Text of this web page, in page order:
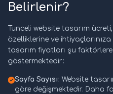
Belirlenir?
Tunceli website tasarım
özelliklerine ve
tasarım fiyatları şu
göstermektedir:
Sayfa Sayısı: Website
göre değişmektedir. Daha